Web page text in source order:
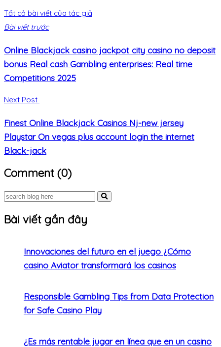
Tất cả bài viết của tác giả
Bài viết trước
Online Blackjack casino jackpot city casino no deposit
bonus Real cash Gambling enterprises: Real time
Competitions 2025
Next Post
Finest Online Blackjack Casinos Nj-new jersey
Playstar On vegas plus account login the internet
Black-jack
Comment (0)
Bài viết gần đây
Innovaciones del futuro en el juego ¿Cómo
casino Aviator transformará los casinos
Responsible Gambling Tips from Data Protection
for Safe Casino Play
¿Es más rentable jugar en línea que en un casino